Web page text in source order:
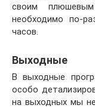
своим
необходимо по-
часов.
Выходные
В выходные
особо
на выходных мы